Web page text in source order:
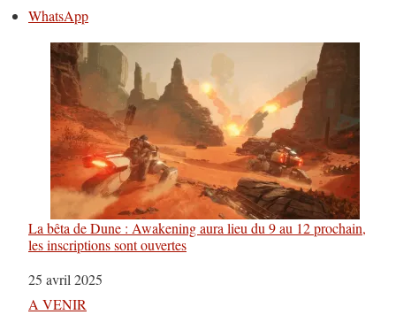
WhatsApp
La bêta de Dune : Awakening aura lieu du 9 au 12 prochain,
les inscriptions sont ouvertes
Date
25 avril 2025
Par rapport à
A VENIR